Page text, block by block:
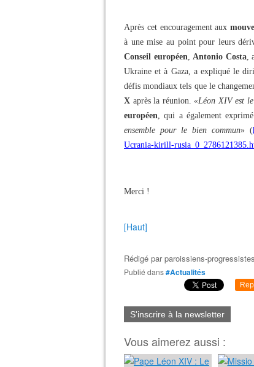
Après cet encouragement aux
à une mise au point pour leurs
Conseil européen, Antonio Costa,
Ukraine et à Gaza, a expliqué le
défis mondiaux tels que le
X après la réunion.«Léon XIV est
européen, qui a également
ensemble pour le bien commun» (
Ucrania-kirill-
Merci !
[Haut]
Rédigé parparoissiens-progressistes
Publié dans#Actualités
S'inscrire à la newsletter
Vous aimerez aussi :